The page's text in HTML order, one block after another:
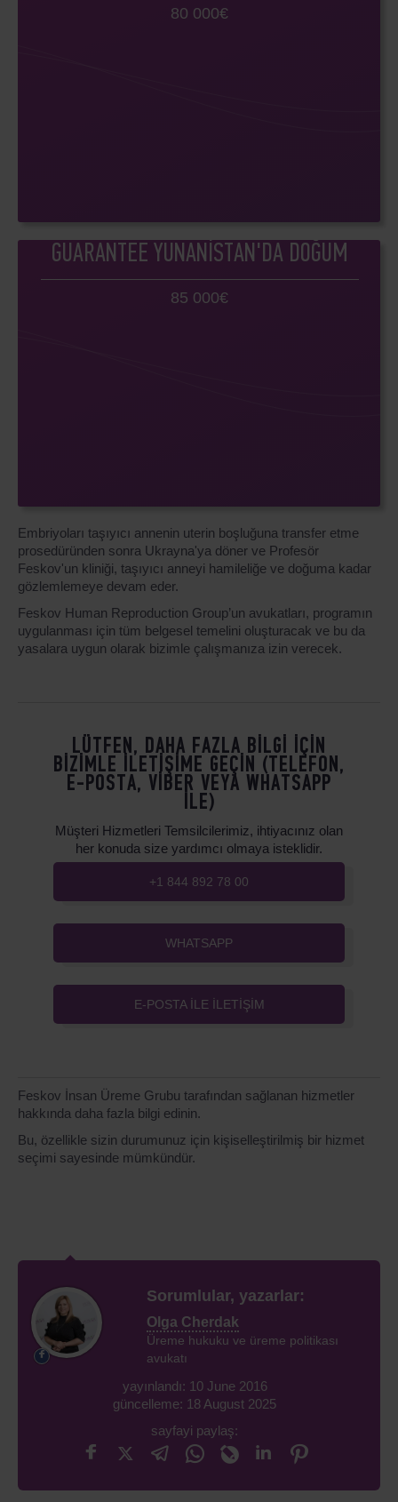
80 000€
GUARANTEE YUNANISTAN'DA DOĞUM
85 000€
Embriyoları taşıyıcı annenin uterin boşluğuna transfer etme
prosedüründen sonra Ukrayna'ya döner ve Profesör
Feskov'un kliniği, taşıyıcı anneyi hamileliğe ve doğuma kadar
gözlemlemeye devam eder.
Feskov Human Reproduction Group’un avukatları, programın
uygulanması için tüm belgesel temelini oluşturacak ve bu da
yasalara uygun olarak bizimle çalışmanıza izin verecek.
LÜTFEN, DAHA FAZLA BILGI IÇIN
BIZIMLE ILETIŞIME GEÇIN (TELEFON,
E-POSTA, VIBER VEYA WHATSAPP
ILE)
Müşteri Hizmetleri Temsilcilerimiz, ihtiyacınız olan
her konuda size yardımcı olmaya isteklidir.
+1 844 892 78 00
WHATSAPP
E-POSTA ILE ILETIŞIM
Feskov İnsan Üreme Grubu tarafından sağlanan hizmetler
hakkında daha fazla bilgi edinin.
Bu, özellikle sizin durumunuz için kişiselleştirilmiş bir hizmet
seçimi sayesinde mümkündür.
Sorumlular, yazarlar:
Olga Cherdak
Üreme hukuku ve üreme politikası
avukatı
yayınlandı: 10 June 2016
güncelleme: 18 August 2025
sayfayi paylaş: